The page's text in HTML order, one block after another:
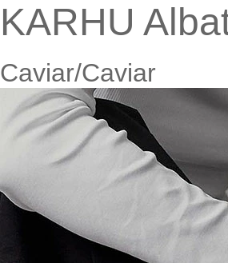
KARHU
Caviar/Caviar